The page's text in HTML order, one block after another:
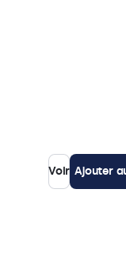
Voir Ajouter